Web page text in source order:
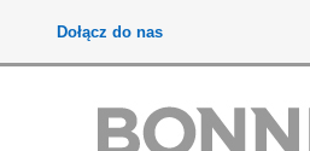
Dołącz do nas